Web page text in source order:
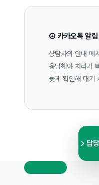
④ 카카오톡 알림
상담사의 안내 메
응답해야 처리가
늦게 확인해 대기
담